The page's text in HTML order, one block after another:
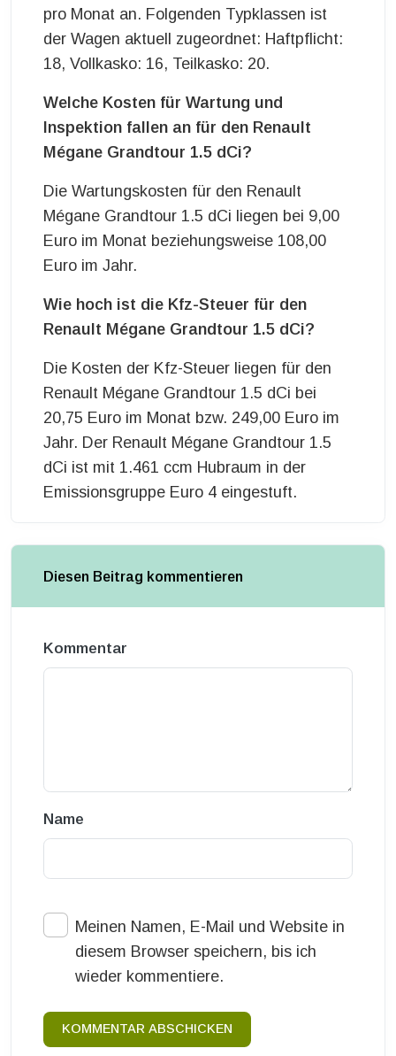
pro Monat an. Folgenden Typklassen ist
der Wagen aktuell zugeordnet: Haftpflicht:
18, Vollkasko: 16, Teilkasko: 20.
Welche Kosten für Wartung und
Inspektion fallen an für den Renault
Mégane Grandtour 1.5 dCi?
Die Wartungskosten für den Renault
Mégane Grandtour 1.5 dCi liegen bei 9,00
Euro im Monat beziehungsweise 108,00
Euro im Jahr.
Wie hoch ist die Kfz-Steuer für den
Renault Mégane Grandtour 1.5 dCi?
Die Kosten der Kfz-Steuer liegen für den
Renault Mégane Grandtour 1.5 dCi bei
20,75 Euro im Monat bzw. 249,00 Euro im
Jahr. Der Renault Mégane Grandtour 1.5
dCi ist mit 1.461 ccm Hubraum in der
Emissionsgruppe Euro 4 eingestuft.
Diesen Beitrag kommentieren
Kommentar
Name
Meinen Namen, E-Mail und Website in
diesem Browser speichern, bis ich
wieder kommentiere.
KOMMENTAR ABSCHICKEN